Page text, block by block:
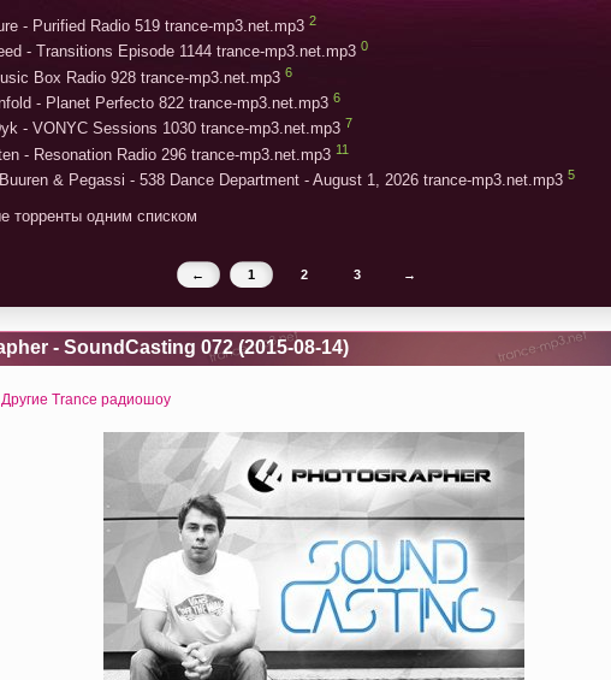
- Purified Radio 519 trance-mp3.net.mp3 2
- Transitions Episode 1144 trance-mp3.net.mp3 0
Box Radio 928 trance-mp3.net.mp3 6
- Planet Perfecto 822 trance-mp3.net.mp3 6
- VONYC Sessions 1030 trance-mp3.net.mp3 7
- Resonation Radio 296 trance-mp3.net.mp3 11
& Pegassi - 538 Dance Department - August 1, 2026 trance-mp3.net.mp3 5
торренты одним списком
← 1 2 3 →
- SoundCasting 072 (2015-08-14)
Другие Trance радиошоу